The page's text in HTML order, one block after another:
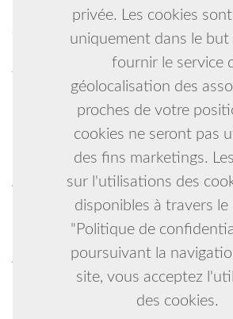
privée. Les cookies
uniquement dans le but
fournir le service
géolocalisation des
proches de votre
cookies ne seront pas
des fins marketings.
sur l'utilisations des
disponibles à travers
"Politique de
poursuivant la
site, vous acceptez
des cookies.
Escrime sportive et loisirs 1
Sport 1
Basketteur pro 1
Judo ju-jitsu taïso 1
Le jiu jitsu bresilien 1
Kickboxing, mma , muaythai 1
Kickboxing 1
Attaquant 1
Karate goju ryu 1
Boxe anglaise, muay thaï, kick boxing 1
Danse claquettes (tap dance) 1
Aide à l'emploi et à la formation 1
Kung fu, sanda 1
Karaté self-défense krav-maga 1